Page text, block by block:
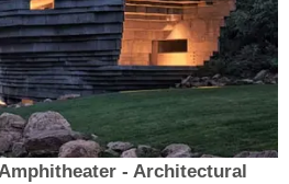
- Architectural